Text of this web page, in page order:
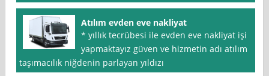
Atılım evden eve nakliyat
* yıllık tecrübesi ile evden eve nakliyat işi
yapmaktayız güven ve hizmetin adı atılım
taşımacılık niğdenin parlayan yıldızı